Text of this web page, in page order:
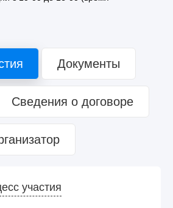
Документы
Сведения о договоре
участия